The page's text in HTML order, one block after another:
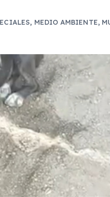
, MEDIO AMBIENTE,